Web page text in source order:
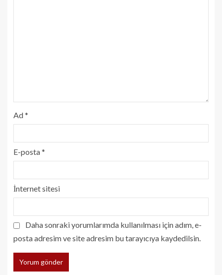
Ad*
E-posta*
İnternet sitesi
Daha sonraki yorumlarımda kullanılması için adım, e-
posta adresim ve site adresim bu tarayıcıya kaydedilsin.